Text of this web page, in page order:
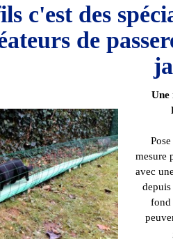
c'est des
de
Une
mesure
avec
fond